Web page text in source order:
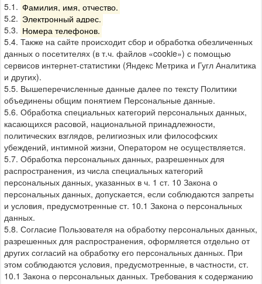
5.1. Фамилия, имя, отчество.
5.2. Электронный адрес.
5.3. Номера телефонов.
5.4. Также на сайте происходит сбор и обработка обезличенных
данных о посетителях (в т.ч. файлов «cookie») с помощью
сервисов интернет-статистики (Яндекс Метрика и Гугл Аналитика
и других).
5.5. Вышеперечисленные данные далее по тексту Политики
объединены общим понятием Персональные данные.
5.6. Обработка специальных категорий персональных данных,
касающихся расовой, национальной принадлежности,
политических взглядов, религиозных или философских
убеждений, интимной жизни, Оператором не осуществляется.
5.7. Обработка персональных данных, разрешенных для
распространения, из числа специальных категорий
персональных данных, указанных в ч. 1 ст. 10 Закона о
персональных данных, допускается, если соблюдаются запреты
и условия, предусмотренные ст. 10.1 Закона о персональных
данных.
5.8. Согласие Пользователя на обработку персональных данных,
разрешенных для распространения, оформляется отдельно от
других согласий на обработку его персональных данных. При
этом соблюдаются условия, предусмотренные, в частности, ст.
10.1 Закона о персональных данных. Требования к содержанию